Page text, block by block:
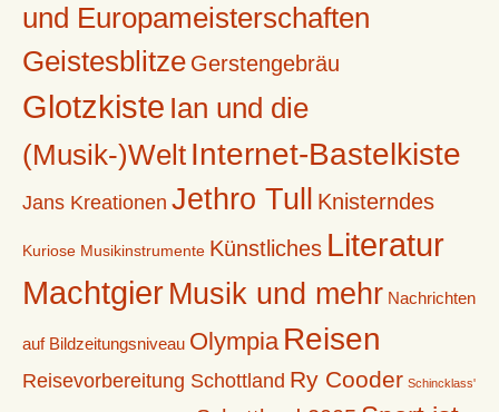
und Europameisterschaften
Geistesblitze Gerstengebräu
Glotzkiste Ian und die
(Musik-)Welt Internet-Bastelkiste
Jans Kreationen Jethro Tull Knisterndes
Kuriose Musikinstrumente Künstliches Literatur
MachtgierMusik und mehr Nachrichten
auf Bildzeitungsniveau Olympia Reisen
Reisevorbereitung Schottland Ry Cooder Schincklass'